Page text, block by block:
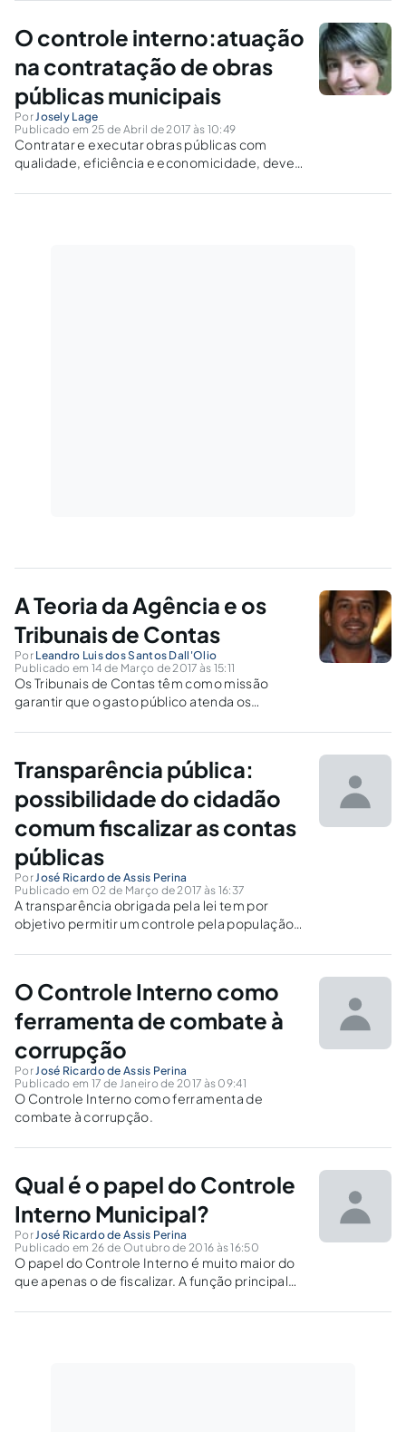
segregação de funções e no controle dos atos
O controle interno:atuação
na contratação de obras
públicas municipais
Por Josely Lage
Publicado em 25 de Abril de 2017 às 10:49
Contratar e executar obras públicas com
qualidade, eficiência e economicidade, deve
administração pública, mas principalmente um
A Teoria da Agência e os
Tribunais de Contas
Por Leandro Luis dos Santos Dall'Olio
Publicado em 14 de Março de 2017 às 15:11
Os Tribunais de Contas têm como missão
garantir que o gasto público atenda os
políticas públicas impactem, positivamente, a
Transparência pública:
possibilidade do cidadão
comum fiscalizar as contas
públicas
Por José Ricardo de Assis Perina
Publicado em 02 de Março de 2017 às 16:37
A transparência obrigada pela lei tem por
objetivo permitir um controle pela população
conhecendo a situação das contas públicas, o
cobrar, exigir e fiscalizar.
O Controle Interno como
ferramenta de combate à
corrupção
Por José Ricardo de Assis Perina
Publicado em 17 de Janeiro de 2017 às 09:41
O Controle Interno como ferramenta de
combate à corrupção.
Qual é o papel do Controle
Interno Municipal?
Por José Ricardo de Assis Perina
Publicado em 26 de Outubro de 2016 às 16:50
O papel do Controle Interno é muito maior do
que apenas o de fiscalizar. A função principal
apoio ao prefeito e de orientar, e somente